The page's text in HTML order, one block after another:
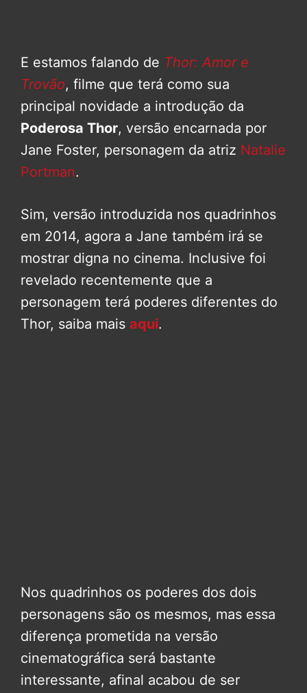
E estamos falando de Thor: Amor e
Trovão, filme que terá como sua
principal novidade a introdução da
Poderosa Thor, versão encarnada por
Jane Foster, personagem da atriz Natalie
Portman.
Sim, versão introduzida nos quadrinhos
em 2014, agora a Jane também irá se
mostrar digna no cinema. Inclusive foi
revelado recentemente que a
personagem terá poderes diferentes do
Thor, saiba mais aqui.
Nos quadrinhos os poderes dos dois
personagens são os mesmos, mas essa
diferença prometida na versão
cinematográfica será bastante
interessante, afinal acabou de ser